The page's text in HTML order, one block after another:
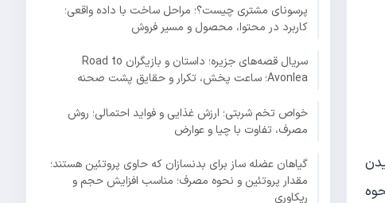
پرسونای مشتری چیست؟؛ مراحل ساخت با داده واقعی؛
کاربرد در محتوا، محصول و مسیر فروش
سریال قصه‌های جزیره؛ داستان و بازیگران Road to
Avonlea؛ ساعت پخش، تکرار و حقایق پشت صحنه
خواص تخم شربتی؛ ارزش غذایی و فواید احتمالی؛ روش
مصرف، تفاوت با چیا و عوارض
گیاهان عضله ساز برای بدنسازان که حاوی پروتئین هستند؛
مقدار پروتئین و نحوه مصرف؛ مناسب افزایش حجم و
ریکاوری